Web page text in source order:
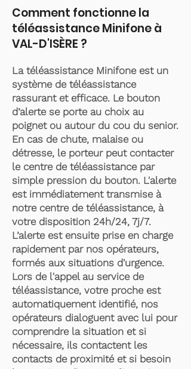
Comment fonctionne la
téléassistance Minifone à
VAL-D'ISÈRE ?
La téléassistance Minifone est un
système de téléassistance
rassurant et efficace. Le bouton
d’alerte se porte au choix au
poignet ou autour du cou du senior.
En cas de chute, malaise ou
détresse, le porteur peut contacter
le centre de téléassistance par
simple pression du bouton. L'alerte
est immédiatement transmise à
notre centre de téléassistance, à
votre disposition 24h/24, 7j/7.
L’alerte est ensuite prise en charge
rapidement par nos opérateurs,
formés aux situations d'urgence.
Lors de l'appel au service de
téléassistance, votre proche est
automatiquement identifié, nos
opérateurs dialoguent avec lui pour
comprendre la situation et si
nécessaire, ils contactent les
contacts de proximité et si besoin